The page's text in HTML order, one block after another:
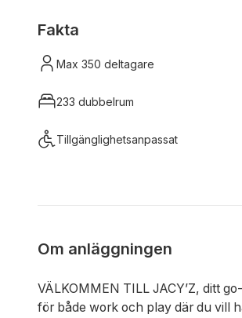
Fakta
Max 350 deltagare
233 dubbelrum
Tillgänglighetsanpassat
Om anläggningen
VÄLKOMMEN TILL JACY’Z, ditt
för både work och play där du vill